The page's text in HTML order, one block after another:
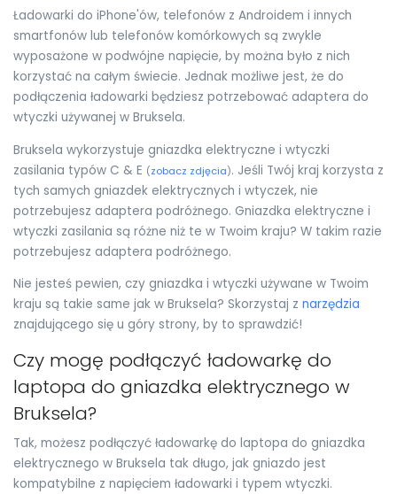
Ładowarki do iPhone'ów, telefonów z Androidem i innych
smartfonów lub telefonów komórkowych są zwykle
wyposażone w podwójne napięcie, by można było z nich
korzystać na całym świecie. Jednak możliwe jest, że do
podłączenia ładowarki będziesz potrzebować adaptera do
wtyczki używanej w Bruksela.
Bruksela wykorzystuje gniazdka elektryczne i wtyczki
zasilania typów C & E (zobacz zdjęcia). Jeśli Twój kraj korzysta z
tych samych gniazdek elektrycznych i wtyczek, nie
potrzebujesz adaptera podróżnego. Gniazdka elektryczne i
wtyczki zasilania są różne niż te w Twoim kraju? W takim razie
potrzebujesz adaptera podróżnego.
Nie jesteś pewien, czy gniazdka i wtyczki używane w Twoim
kraju są takie same jak w Bruksela? Skorzystaj z narzędzia
znajdującego się u góry strony, by to sprawdzić!
Czy mogę podłączyć ładowarkę do
laptopa do gniazdka elektrycznego w
Bruksela?
Tak, możesz podłączyć ładowarkę do laptopa do gniazdka
elektrycznego w Bruksela tak długo, jak gniazdo jest
kompatybilne z napięciem ładowarki i typem wtyczki.